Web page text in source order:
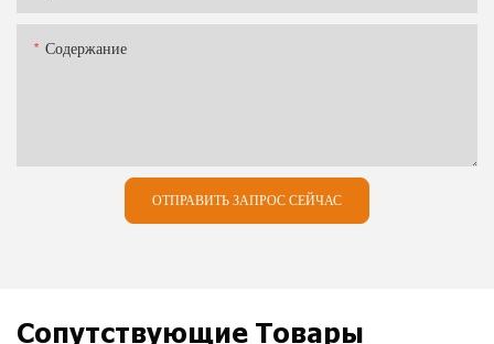
Содержание
ОТПРАВИТЬ ЗАПРОС СЕЙЧАС
Сопутствующие Товары